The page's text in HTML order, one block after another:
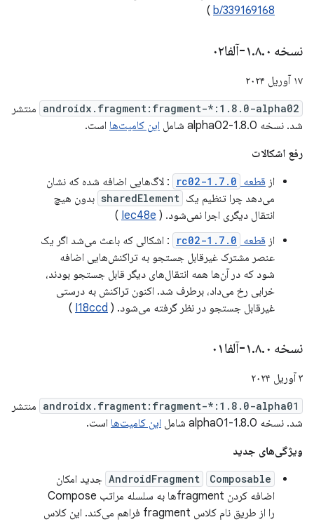
b/339169168
)
نسخه ۱ .۸.۰-آلفا۰۲
۱۷ آوریل ۲۰۲۴
androidx.fragment:fragment-*:1.8.0-alpha02 منتشر
شد. نسخه 1.8.0-alpha02 شامل
این کامیت‌ها است.
رفع اشکالات
از قطعه 1.7.0-rc02
: لاگ‌هایی اضافه شده که نشان
می‌دهد چرا تنظیم یک sharedElement بدون هیچ
انتقال دیگری اجرا نمی‌شود. ( Iec48e
)
از قطعه 1.7.0-rc02
: اشکالی که باعث می‌شد اگر یک
عنصر مشترک غیرقابل جستجو به تراکنش‌هایی اضافه
شود که در آن‌ها همه انتقال‌های دیگر قابل جستجو بودند،
خرابی رخ می‌داد، برطرف شد. اکنون تراکنش به درستی
غیرقابل جستجو در نظر گرفته می‌شود. ( I18ccd
)
نسخه ۱ .۸.۰-آلفا۰۱
۳ آوریل ۲۰۲۴
androidx.fragment:fragment-*:1.8.0-alpha01 منتشر
شد. نسخه 1.8.0-alpha01 شامل
این کامیت‌ها است.
ویژگی‌های جدید
AndroidFragment Composable
جدید امکان
اضافه کردن fragmentها به سلسله مراتب Compose
را از طریق نام کلاس fragment فراهم می‌کند. این کلاس